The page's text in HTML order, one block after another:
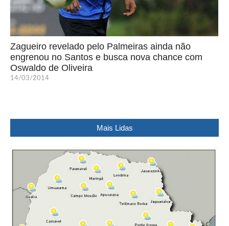
Zagueiro revelado pelo Palmeiras ainda não
engrenou no Santos e busca nova chance com
Oswaldo de Oliveira
14/03/2014
Mais Lidas